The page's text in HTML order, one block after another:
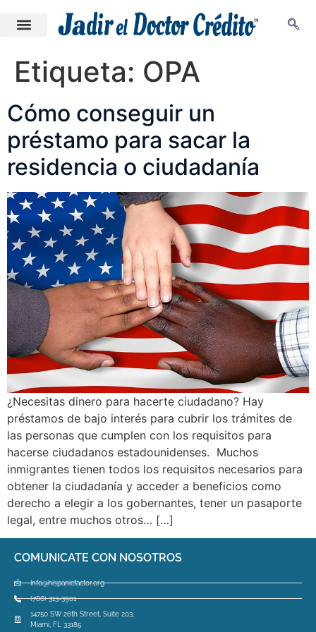
Etiqueta: OPA
Cómo conseguir un
préstamo para sacar la
residencia o ciudadanía
¿Necesitas dinero para hacerte ciudadano? Hay
préstamos de bajo interés para cubrir los trámites de
las personas que cumplen con los requisitos para
hacerse ciudadanos estadounidenses. Muchos
inmigrantes tienen todos los requisitos necesarios para
obtener la ciudadanía y acceder a beneficios como
derecho a elegir a los gobernantes, tener un pasaporte
legal, entre muchos otros… […]
COMUNICATE CON NOSOTROS
Info@hispanicfactor.org
(786) 313-3901
14750 SW 26th Street, Suite 203,
Miami, FL 33185